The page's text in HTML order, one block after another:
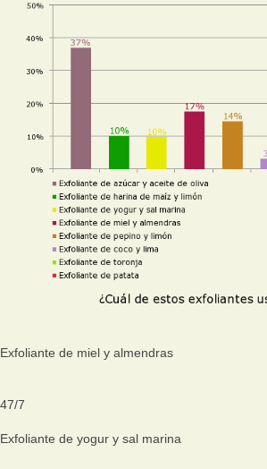
Exfoliante de miel y almendras
47/7
Exfoliante de yogur y sal marina